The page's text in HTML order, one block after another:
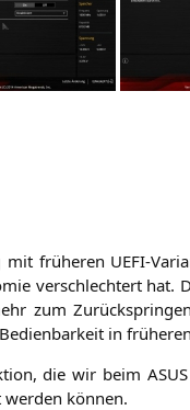
mit frü­he­ren UEFI-
ver­schlech­tert hat.
zum
in
die wir beim ASUS
können.